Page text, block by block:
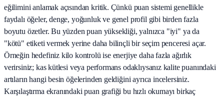
eğilimini anlamak açısından kritik. Çünkü puan sistemi genellikle
faydalı öğeler, denge, yoğunluk ve genel profil gibi birden fazla
boyutu özetler. Bu yüzden puan yüksekliği, yalnızca "iyi" ya da
"kötü" etiketi vermek yerine daha bilinçli bir seçim penceresi açar.
Örneğin hedefiniz kilo kontrolü ise enerjiye daha fazla ağırlık
verirsiniz; kas kütlesi veya performans odaklıysanız kalite puanındaki
artıların hangi besin öğelerinden geldiğini ayrıca incelersiniz.
Karşılaştırma ekranındaki puan grafiği bu hızlı okumayı birkaç